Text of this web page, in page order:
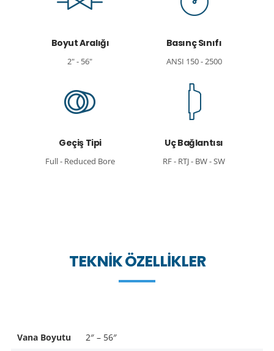
Boyut Aralığı
2" - 56"
Basınç Sınıfı
ANSI 150 - 2500
Geçiş Tipi
Full - Reduced Bore
Uç Bağlantısı
RF - RTJ - BW - SW
TEKNIK ÖZELLIKLER
Vana Boyutu
2″ – 56″